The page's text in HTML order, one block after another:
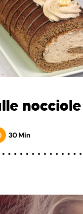
nocciole
30 Min